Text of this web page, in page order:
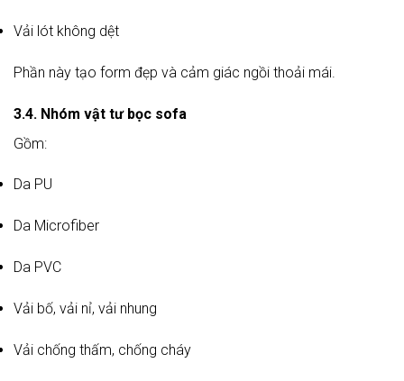
Vải lót không dệt
Phần này tạo form đẹp và cảm giác ngồi thoải mái.
3.4. Nhóm vật tư bọc sofa
Gồm:
Da PU
Da Microfiber
Da PVC
Vải bố, vải nỉ, vải nhung
Vải chống thấm, chống cháy